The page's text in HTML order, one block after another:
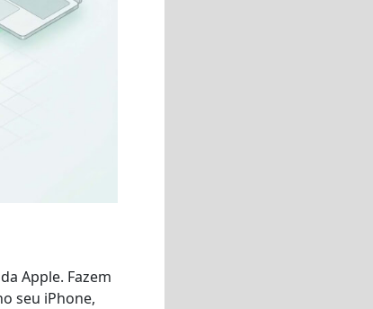
Apple. Fazem
seu iPhone,